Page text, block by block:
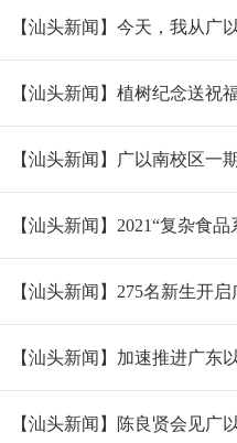
【汕头新闻】今天，我从广
【汕头新闻】植树纪念送祝
【汕头新闻】广以南校区一
【汕头新闻】2021“复杂食
【汕头新闻】275名新生开
【汕头新闻】加速推进广东
【汕头新闻】陈良贤会见广